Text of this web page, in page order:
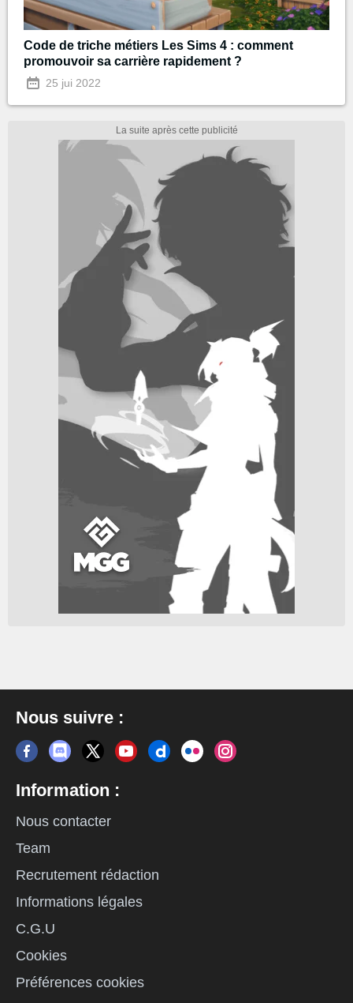
Code de triche métiers Les Sims 4 : comment
promouvoir sa carrière rapidement ?
25 jui 2022
Nous suivre :
Information :
Nous contacter
Team
Recrutement rédaction
Informations légales
C.G.U
Cookies
Préférences cookies